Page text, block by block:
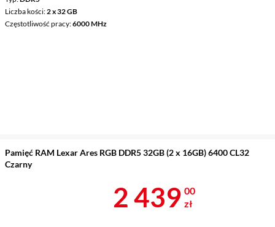
Liczba kości 2 x 32 GB
Częstotliwość pracy 6000 MHz
Pamięć RAM Lexar Ares RGB DDR5 32GB (2 x 16GB) 6400 CL32
Czarny
Cena 2 439 zł
2 439 00
zł